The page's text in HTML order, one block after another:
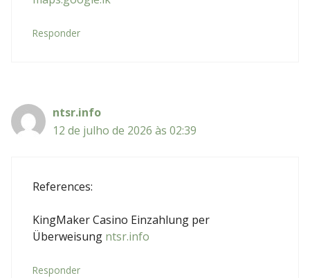
Responder
ntsr.info
12 de julho de 2026 às 02:39
References:
KingMaker Casino Einzahlung per
Überweisung ntsr.info
Responder